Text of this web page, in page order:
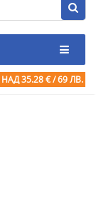
НАД 35.28 € / 69 ЛВ.